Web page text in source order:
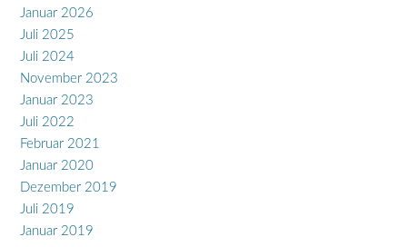
Januar 2026
Juli 2025
Juli 2024
November 2023
Januar 2023
Juli 2022
Februar 2021
Januar 2020
Dezember 2019
Juli 2019
Januar 2019